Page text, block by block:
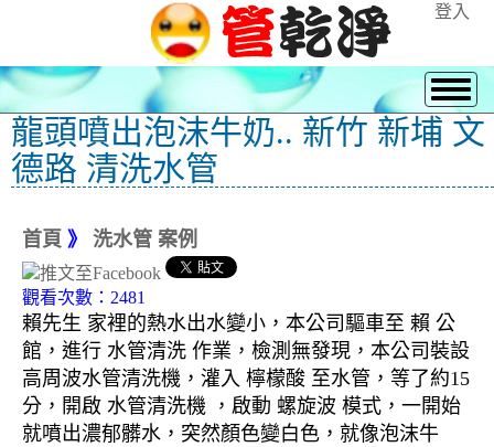
登入
龍頭噴出泡沫牛奶.. 新竹 新埔 文
德路 清洗水管
首頁 》 洗水管 案例
觀看次數：2481
賴先生 家裡的熱水出水變小，本公司驅車至 賴 公
館，進行 水管清洗 作業，檢測無發現，本公司裝設
高周波水管清洗機，灌入 檸檬酸 至水管，等了約15
分，開啟 水管清洗機 ，啟動 螺旋波 模式，一開始
就噴出濃郁髒水，突然顏色變白色，就像泡沫牛